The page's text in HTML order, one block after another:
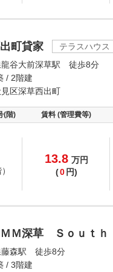
町貸家
テラスハウス
龍谷大前深草駅 徒歩8分
/ 2階建
区深草西出町
(階) 賃料 (管理費等)
13.8 万円
(0 円)
ＭＭ深草 Ｓｏｕｔｈ
藤森駅 徒歩8分
/ 3階建